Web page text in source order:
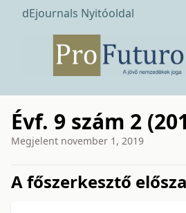
dEjournals Nyitóoldal
Évf. 9 szám 2
Megjelent november 1, 2019
A főszerkesztő